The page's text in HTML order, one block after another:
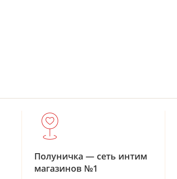
Полуничка — сеть интим
магазинов №1